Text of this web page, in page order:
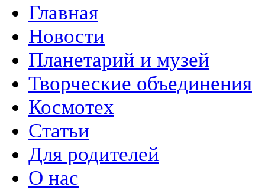
Главная
Новости
Планетарий и музей
Творческие объединения
Космотех
Статьи
Для родителей
О нас